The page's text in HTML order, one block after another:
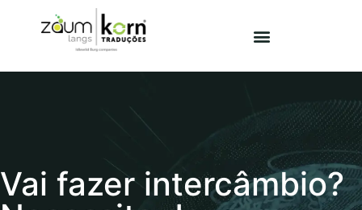
Vai fazer intercâmbio?